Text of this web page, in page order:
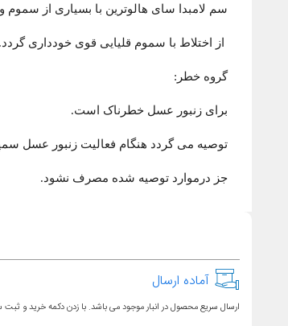
سم لامبدا سای هالوترین با بسیاری از
از اختلاط با سموم قلیایی قوی خودداری گردد.
گروه خطر:
برای زنبور عسل خطرناک است.
توصیه می گردد هنگام فعالیت زنبور عسل
جز درموارد توصیه شده مصرف نشود.
آماده ارسال
ارسال سریع محصول در انبار موجود می باشد. با زدن دکمه خرید و